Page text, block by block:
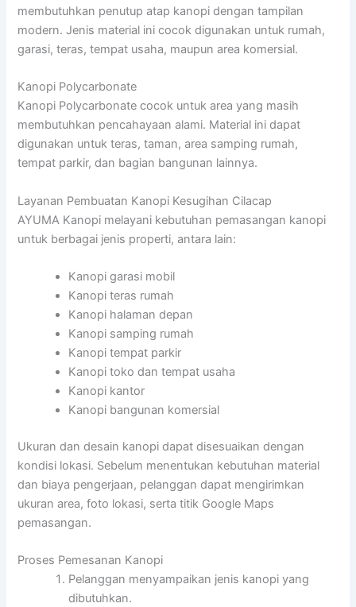
membutuhkan penutup atap kanopi dengan tampilan
modern. Jenis material ini cocok digunakan untuk rumah,
garasi, teras, tempat usaha, maupun area komersial.
Kanopi Polycarbonate
Kanopi Polycarbonate cocok untuk area yang masih
membutuhkan pencahayaan alami. Material ini dapat
digunakan untuk teras, taman, area samping rumah,
tempat parkir, dan bagian bangunan lainnya.
Layanan Pembuatan Kanopi Kesugihan Cilacap
AYUMA Kanopi melayani kebutuhan pemasangan kanopi
untuk berbagai jenis properti, antara lain:
Kanopi garasi mobil
Kanopi teras rumah
Kanopi halaman depan
Kanopi samping rumah
Kanopi tempat parkir
Kanopi toko dan tempat usaha
Kanopi kantor
Kanopi bangunan komersial
Ukuran dan desain kanopi dapat disesuaikan dengan
kondisi lokasi. Sebelum menentukan kebutuhan material
dan biaya pengerjaan, pelanggan dapat mengirimkan
ukuran area, foto lokasi, serta titik Google Maps
pemasangan.
Proses Pemesanan Kanopi
Pelanggan menyampaikan jenis kanopi yang
dibutuhkan.